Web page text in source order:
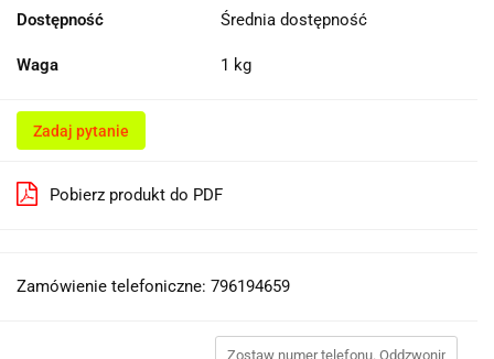
Dostępność Średnia dostępność
Waga 1 kg
Zadaj pytanie
Pobierz produkt do PDF
Zamówienie telefoniczne: 796194659